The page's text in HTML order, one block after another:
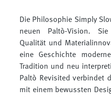
Die Philosophie Simply
neuen Paltò-Vision.
Qualität und
eine Geschichte
Tradition und neu
Paltò Revisited verbindet
mit einem bewussten